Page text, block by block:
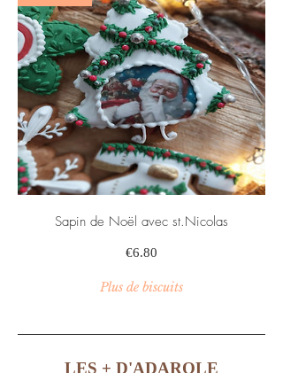
Sapin de Noël avec st.Nicolas
€6.80
Plus de biscuits
LES + D'ADAROLE